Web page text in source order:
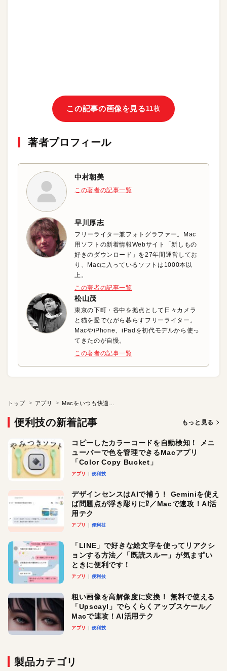
この記事の画像を見る 11枚
著者プロフィール
中村朝美
この著者の記事一覧
早川厚志
フリーライター兼フォトグラファー。Mac
用ソフトの新着情報Webサイト「新しもの
好きのダウンロード」を27年間運営してお
り、Macに入っているソフトは1000本以
上。
この著者の記事一覧
松山茂
東京の下町・谷中を拠点として日々カメラ
と猫を愛でながら暮らすフリーライター。
MacやiPhone、iPadを初代モデルから使っ
てきたのが自慢。
この著者の記事一覧
トップ アプリ
便利技の新着記事 もっと見る
コピーしたカラーコードを自動検知！ メニ
ューバーで色を管理できるMacアプリ
「Color Copy Bucket」
アプリ 便利技
デザインセンスはAIで補う！ Geminiを使え
ば問題点が浮き彫りに⁉︎／Macで速攻！AI活
用テク
アプリ 便利技
「LINE」で好きな絵文字を使ってリアクシ
ョンする方法／「既読スルー」が気まずい
ときに便利です！
アプリ 便利技
粗い画像を高解像度に変換！ 無料で使える
「Upscayl」でらくらくアップスケール／
Macで速攻！AI活用テク
アプリ 便利技
製品カテゴリ